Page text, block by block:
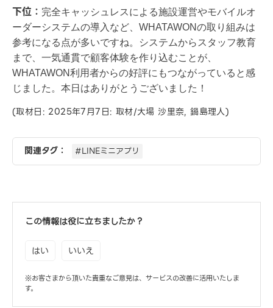
下位： 完全キャッシュレスによる施設運営やモバイルオ
ーダーシステムの導入など、WHATAWONの取り組みは
参考になる点が多いですね。システムからスタッフ教育
まで、一気通貫で顧客体験を作り込むことが、
WHATAWON利用者からの好評にもつながっていると感
じました。本日はありがとうございました！
(取材日: 2025年7月7日: 取材/大場 沙里奈, 鍋島理人)
関連タグ： #LINEミニアプリ
この情報は役に立ちましたか？
はい いいえ
※お客さまから頂いた貴重なご意見は、サービスの改善に活用いたしま
す。